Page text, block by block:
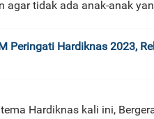
agar tidak ada anak-anak
Peringati Hardiknas 2023,
Hardiknas kali ini,